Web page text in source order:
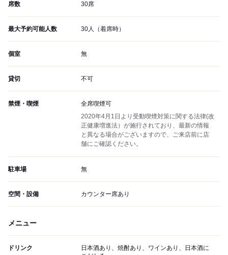
席数 30席
最大予約可能人数 30人（着席時）
個室 無
貸切 不可
禁煙・喫煙
全席喫煙可
2020年4月1日より受動喫煙対策に関する法律(改
正健康増進法）が施行されており、最新の情報
と異なる場合がございますので、ご来店前に店
舗にご確認ください。
駐車場 無
空間・設備 カウンター席あり
メニュー
ドリンク
日本酒あり、焼酎あり、ワインあり、日本酒に